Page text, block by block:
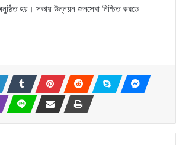
হয়। সভায় উন্নয়ন জনসেবা নিশ্চিত করতে